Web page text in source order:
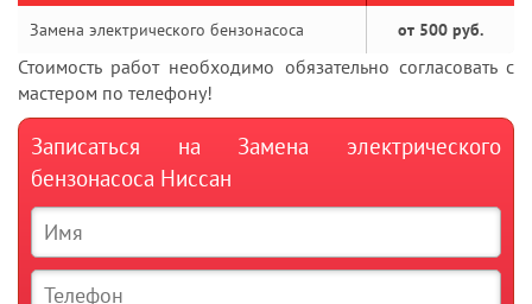
Замена электрического бензонасоса
от 500 руб.
Стоимость работ необходимо обязательно согласовать с
мастером по телефону!
Записаться на Замена электрического
бензонасоса Ниссан